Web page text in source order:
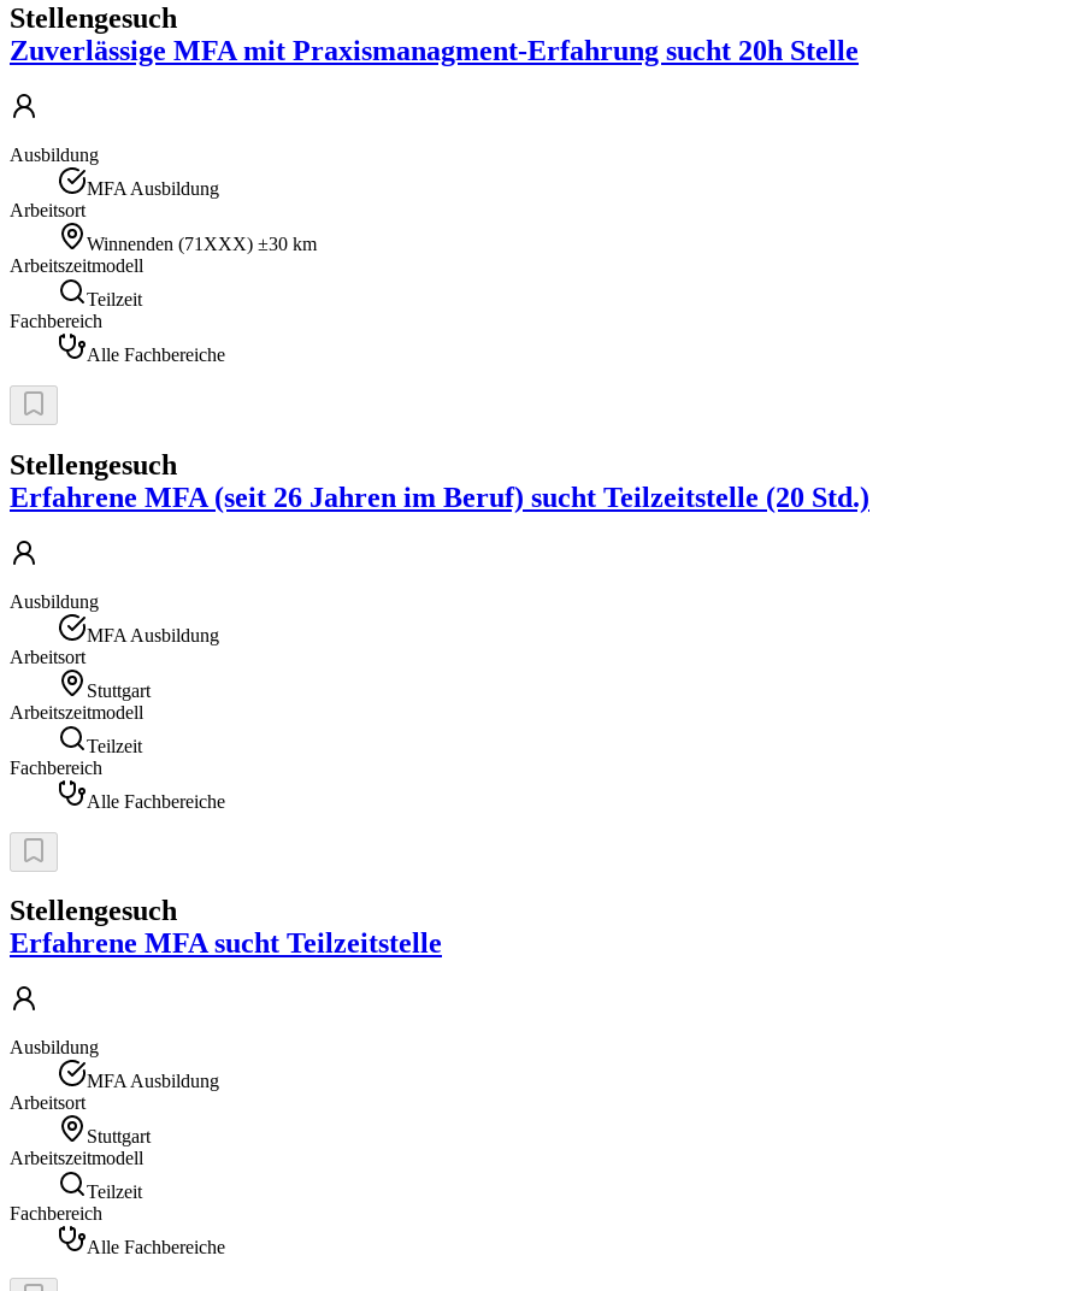
Stellengesuch
Zuverlässige MFA mit Praxismanagment-Erfahrung sucht 20h Stelle
Ausbildung
MFA Ausbildung
Arbeitsort
Winnenden (71XXX) ±30 km
Arbeitszeitmodell
Teilzeit
Fachbereich
Alle Fachbereiche
Stellengesuch
Erfahrene MFA (seit 26 Jahren im Beruf) sucht Teilzeitstelle (20 Std.)
Ausbildung
MFA Ausbildung
Arbeitsort
Stuttgart
Arbeitszeitmodell
Teilzeit
Fachbereich
Alle Fachbereiche
Stellengesuch
Erfahrene MFA sucht Teilzeitstelle
Ausbildung
MFA Ausbildung
Arbeitsort
Stuttgart
Arbeitszeitmodell
Teilzeit
Fachbereich
Alle Fachbereiche